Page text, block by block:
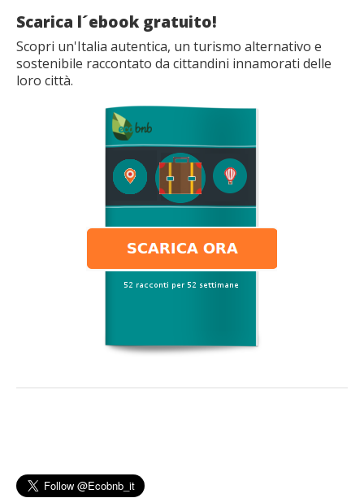
Scarica l´ebook gratuito!
Scopri un'Italia autentica, un turismo alternativo e
sostenibile raccontato da cittandini innamorati delle
loro città.